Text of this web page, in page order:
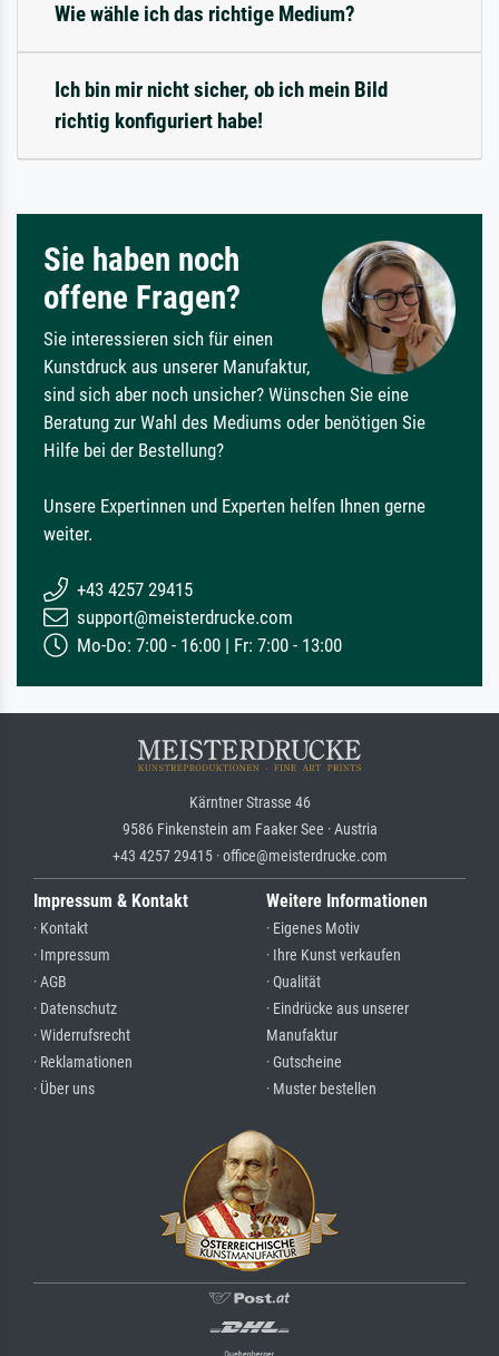
Wie wähle ich das richtige Medium?
Ich bin mir nicht sicher, ob ich mein Bild
richtig konfiguriert habe!
Sie haben noch
offene Fragen?
Sie interessieren sich für einen
Kunstdruck aus unserer Manufaktur,
sind sich aber noch unsicher? Wünschen Sie eine
Beratung zur Wahl des Mediums oder benötigen Sie
Hilfe bei der Bestellung?
Unsere Expertinnen und Experten helfen Ihnen gerne
weiter.
+43 4257 29415
support@meisterdrucke.com
Mo-Do: 7:00 - 16:00 | Fr: 7:00 - 13:00
Kärntner Strasse 46
9586 Finkenstein am Faaker See · Austria
+43 4257 29415 · office@meisterdrucke.com
Impressum & Kontakt
· Kontakt
· Impressum
· AGB
· Datenschutz
· Widerrufsrecht
· Reklamationen
· Über uns
Weitere Informationen
· Eigenes Motiv
· Ihre Kunst verkaufen
· Qualität
· Eindrücke aus unserer
Manufaktur
· Gutscheine
· Muster bestellen